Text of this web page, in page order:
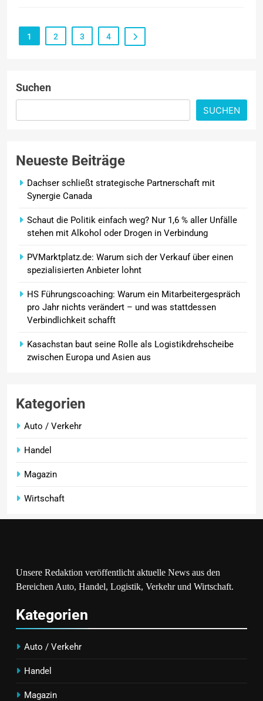
1 2 3 4
Suchen
SUCHEN
Neueste Beiträge
Dachser schließt strategische Partnerschaft mit
Synergie Canada
Schaut die Politik einfach weg? Nur 1,6 % aller Unfälle
stehen mit Alkohol oder Drogen in Verbindung
PVMarktplatz.de: Warum sich der Verkauf über einen
spezialisierten Anbieter lohnt
HS Führungscoaching: Warum ein Mitarbeitergespräch
pro Jahr nichts verändert – und was stattdessen
Verbindlichkeit schafft
Kasachstan baut seine Rolle als Logistikdrehscheibe
zwischen Europa und Asien aus
Kategorien
Auto / Verkehr
Handel
Magazin
Wirtschaft
Unsere Redaktion veröffentlicht aktuelle News aus den
Bereichen Auto, Handel, Logistik, Verkehr und Wirtschaft.
Kategorien
Auto / Verkehr
Handel
Magazin